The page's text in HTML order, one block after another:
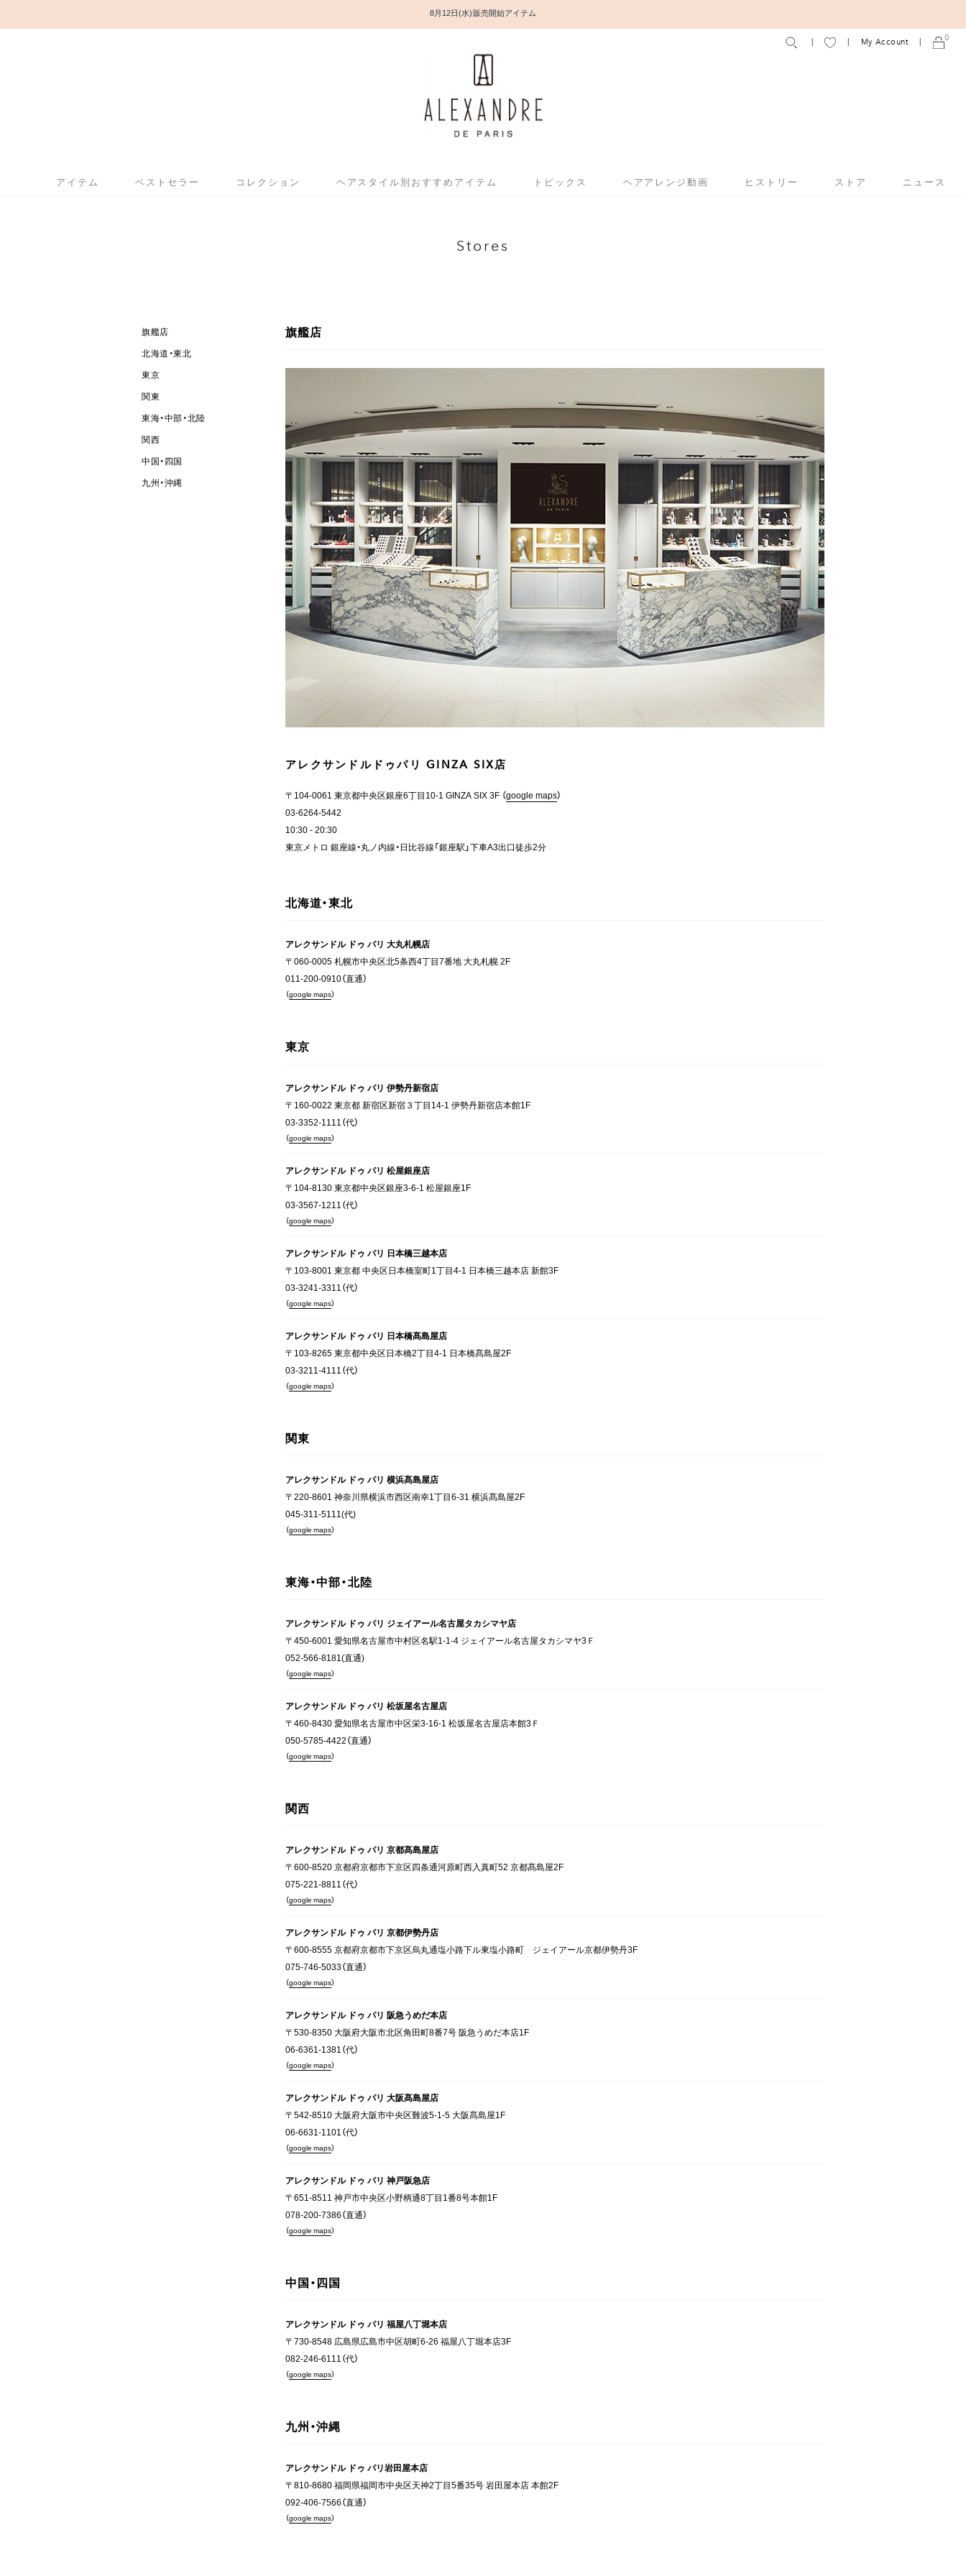
8月12日(水) 販売開始アイテム
アイテム ベストセラー コレクション ヘアスタイル別おすすめアイテム トピックス ヘアアレンジ動画 ヒストリー ストア ニュース
My Account 0
Stores
旗艦店
北海道・東北
東京
関東
東海・中部・北陸
関西
中国・四国
九州・沖縄
旗艦店
アレクサンドルドゥパリ GINZA SIX店
〒104-0061 東京都中央区銀座6丁目10-1 GINZA SIX 3F （google maps）
03-6264-5442
10:30 - 20:30
東京メトロ 銀座線・丸ノ内線・日比谷線「銀座駅」下車A3出口徒歩2分
北海道・東北
アレクサンドル ドゥ パリ 大丸札幌店
〒060-0005 札幌市中央区北5条西4丁目7番地 大丸札幌 2F
011-200-0910（直通）
（google maps）
東京
アレクサンドル ドゥ パリ 伊勢丹新宿店
〒160-0022 東京都 新宿区新宿３丁目14-1 伊勢丹新宿店本館1F
03-3352-1111（代）
（google maps）
アレクサンドル ドゥ パリ 松屋銀座店
〒104-8130 東京都中央区銀座3-6-1 松屋銀座1F
03-3567-1211（代）
（google maps）
アレクサンドル ドゥ パリ 日本橋三越本店
〒103-8001 東京都 中央区日本橋室町1丁目4-1 日本橋三越本店 新館3F
03-3241-3311（代）
（google maps）
アレクサンドル ドゥ パリ 日本橋髙島屋店
〒103-8265 東京都中央区日本橋2丁目4-1 日本橋髙島屋2F
03-3211-4111（代）
（google maps）
関東
アレクサンドル ドゥ パリ 横浜髙島屋店
〒220-8601 神奈川県横浜市西区南幸1丁目6-31 横浜髙島屋2F
045-311-5111(代)
（google maps）
東海・中部・北陸
アレクサンドル ドゥ パリ ジェイアール名古屋タカシマヤ店
〒450-6001 愛知県名古屋市中村区名駅1-1-4 ジェイアール名古屋タカシマヤ3Ｆ
052-566-8181(直通)
（google maps）
アレクサンドル ドゥ パリ 松坂屋名古屋店
〒460-8430 愛知県名古屋市中区栄3-16-1 松坂屋名古屋店本館3Ｆ
050-5785-4422（直通）
（google maps）
関西
アレクサンドル ドゥ パリ 京都髙島屋店
〒600-8520 京都府京都市下京区四条通河原町西入真町52 京都髙島屋2F
075-221-8811（代）
（google maps）
アレクサンドル ドゥ パリ 京都伊勢丹店
〒600-8555 京都府京都市下京区烏丸通塩小路下ル東塩小路町 ジェイアール京都伊勢丹3F
075-746-5033（直通）
（google maps）
アレクサンドル ドゥ パリ 阪急うめだ本店
〒530-8350 大阪府大阪市北区角田町8番7号 阪急うめだ本店1F
06-6361-1381（代）
（google maps）
アレクサンドル ドゥ パリ 大阪髙島屋店
〒542-8510 大阪府大阪市中央区難波5-1-5 大阪髙島屋1F
06-6631-1101（代）
（google maps）
アレクサンドル ドゥ パリ 神戸阪急店
〒651-8511 神戸市中央区小野柄通8丁目1番8号本館1F
078-200-7386（直通）
（google maps）
中国・四国
アレクサンドル ドゥ パリ 福屋八丁堀本店
〒730-8548 広島県広島市中区胡町6-26 福屋八丁堀本店3F
082-246-6111（代）
（google maps）
九州・沖縄
アレクサンドル ドゥ パリ岩田屋本店
〒810-8680 福岡県福岡市中央区天神2丁目5番35号 岩田屋本店 本館2F
092-406-7566（直通）
（google maps）